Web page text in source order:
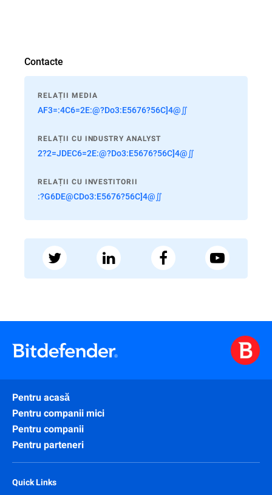
Contacte
RELAȚII MEDIA
AF3=:4C6=2E:@?Do3:E5676?56C]4@∬
RELAȚII CU INDUSTRY ANALYST
2?2=JDEC6=2E:@?Do3:E5676?56C]4@∬
RELAȚII CU INVESTITORII
:?G6DE@CDo3:E5676?56C]4@∬
Pentru acasă
Pentru companii mici
Pentru companii
Pentru parteneri
Quick Links